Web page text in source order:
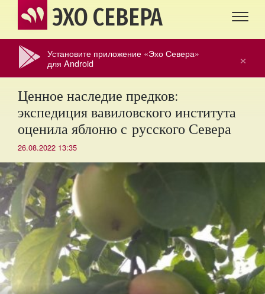
ЭХО СЕВЕРА
×
Установите приложение «Эхо Севера»
для Android
Ценное наследие предков:
экспедиция вавиловского института
оценила яблоню с русского Севера
26.08.2022 13:35